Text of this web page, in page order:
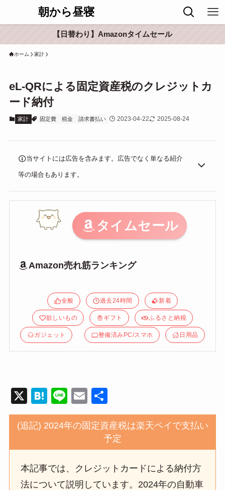
朝から昼寝
【日替わり】Amazonタイムセール
ホーム 家計
eL-QRによる固定資産税のクレジットカ
ード納付
家計 固定費 税金 請求書払い 2023-04-22 2025-08-24
当サイトには広告を含みます。広告でなく単なる紹介
等の場合もあります。
タイムセール
Amazon売れ筋ランキング
全般 過去24時間 新着
欲しいもの ギフト ふるさと納税
ガジェット 整備済みPC/スマホ 日用品
X
H
at
e
a
Li
n
e
E
m
ail
有
(追記) 2024年の固定資産税は楽天ペイで支払い
予定
本記事では、クレジットカードによる納付方
法について説明しています。2024年の自動車